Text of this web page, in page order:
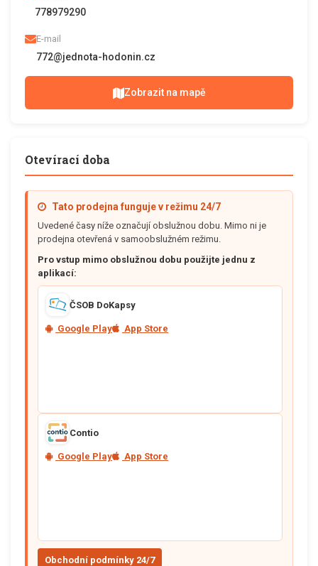
778979290
E-mail
772@jednota-hodonin.cz
Zobrazit na mapě
Otevírací doba
Tato prodejna funguje v režimu 24/7
Uvedené časy níže označují obslužnou dobu. Mimo ni je
prodejna otevřená v samoobslužném režimu.
Pro vstup mimo obslužnou dobu použijte jednu z
aplikací:
ČSOB DoKapsy
Google Play App Store
Contio
Google Play App Store
Obchodní podmínky 24/7